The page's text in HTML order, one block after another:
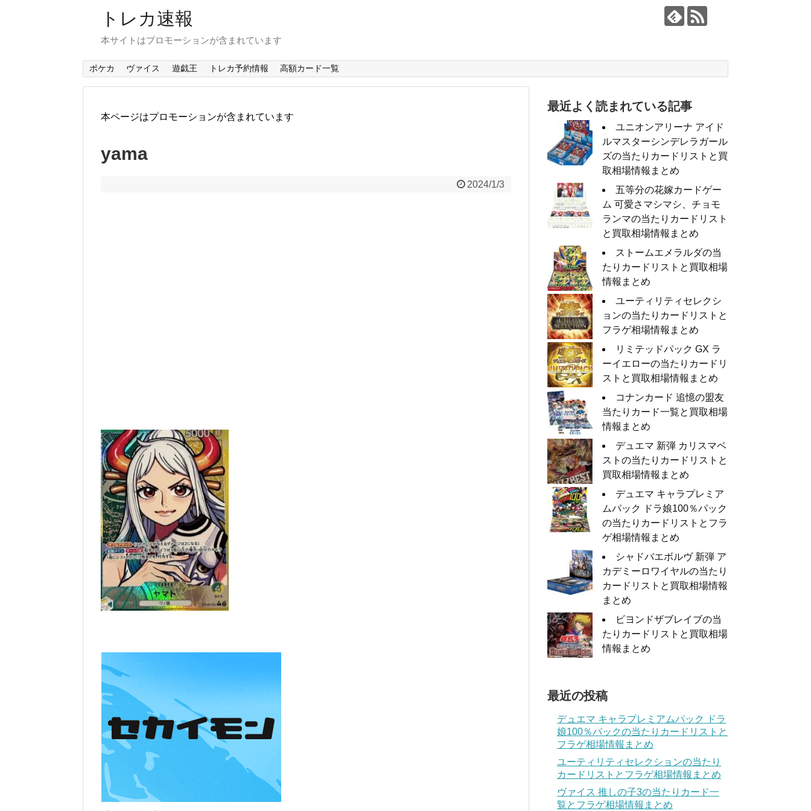
トレカ速報
本サイトはプロモーションが含まれています
ポケカ ヴァイス 遊戯王 トレカ予約情報 高額カード一覧
本ページはプロモーションが含まれています
yama
2024/1/3
最近よく読まれている記事
ユニオンアリーナ アイド
ルマスターシンデレラガール
ズの当たりカードリストと買
取相場情報まとめ
五等分の花嫁カードゲー
ム 可愛さマシマシ、チョモ
ランマの当たりカードリスト
と買取相場情報まとめ
ストームエメラルダの当
たりカードリストと買取相場
情報まとめ
ユーティリティセレクシ
ョンの当たりカードリストと
フラゲ相場情報まとめ
リミテッドパック GX ラ
ーイエローの当たりカードリ
ストと買取相場情報まとめ
コナンカード 追憶の盟友
当たりカード一覧と買取相場
情報まとめ
デュエマ 新弾 カリスマベ
ストの当たりカードリストと
買取相場情報まとめ
デュエマ キャラプレミア
ムパック ドラ娘100％パック
の当たりカードリストとフラ
ゲ相場情報まとめ
シャドバエボルヴ 新弾 ア
カデミーロワイヤルの当たり
カードリストと買取相場情報
まとめ
ビヨンドザブレイブの当
たりカードリストと買取相場
情報まとめ
最近の投稿
デュエマ キャラプレミアムパック ドラ
娘100％パックの当たりカードリストと
フラゲ相場情報まとめ
ユーティリティセレクションの当たり
カードリストとフラゲ相場情報まとめ
ヴァイス 推しの子3の当たりカード一
覧とフラゲ相場情報まとめ